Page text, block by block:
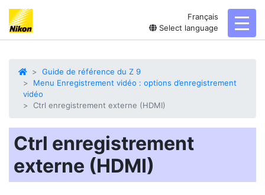
Français
Select language
Guide de référence du Z 9
Menu Enregistrement vidéo : options d’enregistrement
vidéo
Ctrl enregistrement externe (HDMI)
Ctrl enregistrement
externe (HDMI)